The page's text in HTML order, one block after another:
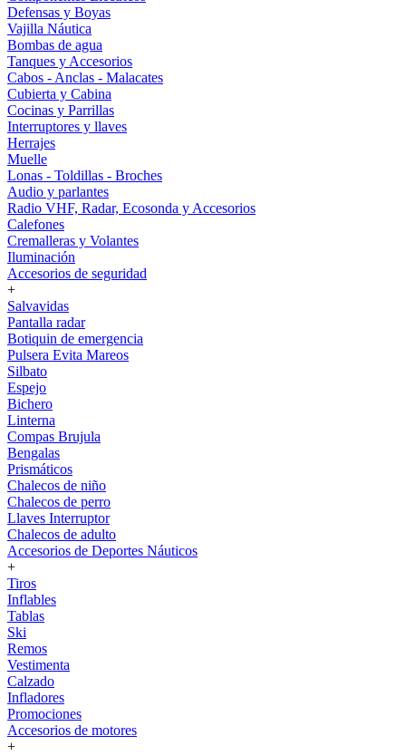
Defensas y Boyas
Vajilla Náutica
Bombas de agua
Tanques y Accesorios
Cabos - Anclas - Malacates
Cubierta y Cabina
Cocinas y Parrillas
Interruptores y llaves
Herrajes
Muelle
Lonas - Toldillas - Broches
Audio y parlantes
Radio VHF, Radar, Ecosonda y Accesorios
Calefones
Cremalleras y Volantes
Iluminación
Accesorios de seguridad
+
Salvavidas
Pantalla radar
Botiquin de emergencia
Pulsera Evita Mareos
Silbato
Espejo
Bichero
Linterna
Compas Brujula
Bengalas
Prismáticos
Chalecos de niño
Chalecos de perro
Llaves Interruptor
Chalecos de adulto
Accesorios de Deportes Náuticos
+
Tiros
Inflables
Tablas
Ski
Remos
Vestimenta
Calzado
Infladores
Promociones
Accesorios de motores
+